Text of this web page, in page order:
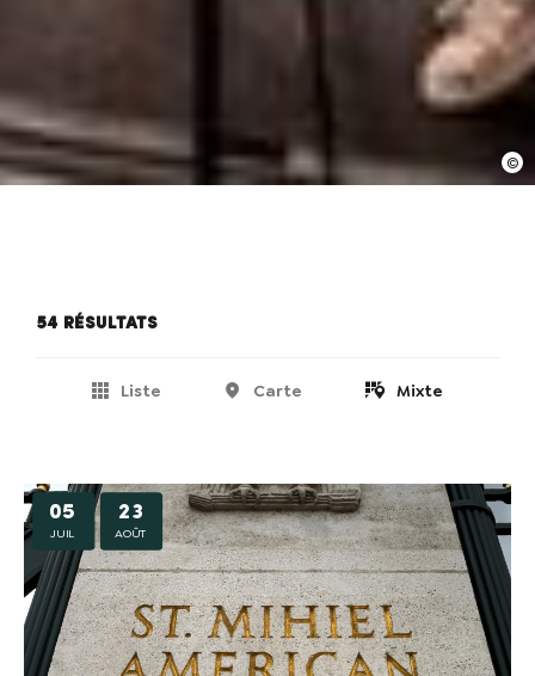
54 résultats
Liste Carte Mixte
05
JUIL
23
AOÛT
permettre de me recontacter.